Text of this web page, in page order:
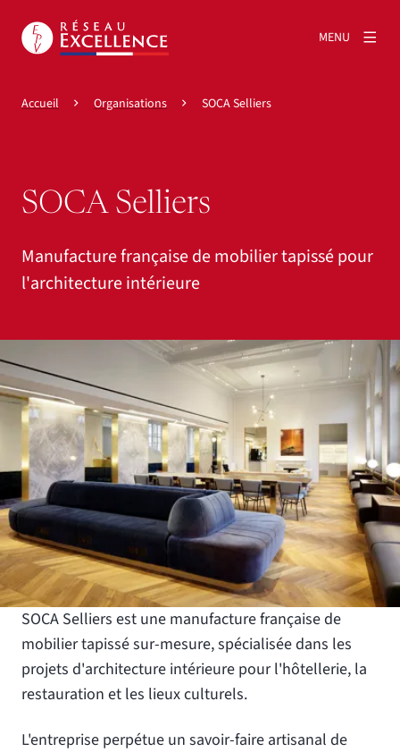
MENU
Accueil Organisations SOCA Selliers
SOCA Selliers
Manufacture française de mobilier tapissé pour
l'architecture intérieure
SOCA Selliers est une manufacture française de
mobilier tapissé sur-mesure, spécialisée dans les
projets d'architecture intérieure pour l'hôtellerie, la
restauration et les lieux culturels.
L'entreprise perpétue un savoir-faire artisanal de